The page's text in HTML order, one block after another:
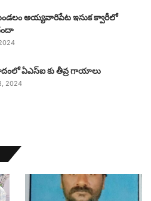
అయ్యవారిపేట ఇసుక క్వారీలో
ఏఎస్ఐ కు తీవ్ర గాయాలు
2024